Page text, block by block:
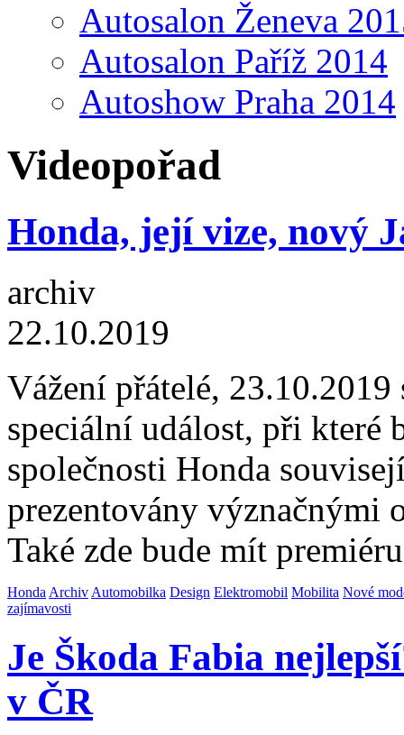
Autosalon Ženeva
Autosalon Paříž 2014
Autoshow Praha 2014
Videopořad
Honda, její vize, nový
archiv
22.10.2019
Vážení přátelé,
speciální událost, při které
společnosti Honda
prezentovány význačnými
Také zde bude mít
Honda Archiv Automobilka Design Elektromobil Mobilita Nové
zajímavosti
Je Škoda Fabia
v ČR